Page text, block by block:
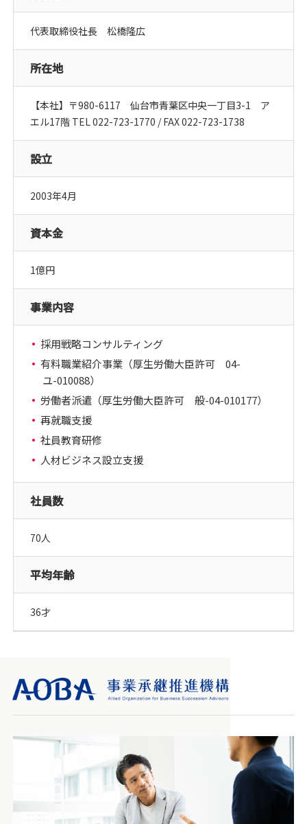
代表取締役社長 松橋隆広
所在地
【本社】〒980-6117 仙台市青葉区中央一丁目3-1 ア
エル17階 TEL 022-723-1770 / FAX 022-723-1738
設立
2003年4月
資本金
1億円
事業内容
採用戦略コンサルティング
有料職業紹介事業（厚生労働大臣許可 04-
ユ-010088）
労働者派遣（厚生労働大臣許可 般-04-010177）
再就職支援
社員教育研修
人材ビジネス設立支援
社員数
70人
平均年齢
36才